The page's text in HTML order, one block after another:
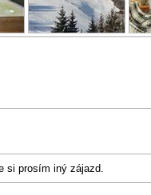
si prosím iný zájazd.